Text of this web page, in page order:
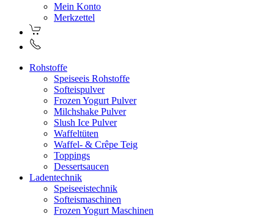
Mein Konto
Merkzettel
Rohstoffe
Speiseeis Rohstoffe
Softeispulver
Frozen Yogurt Pulver
Milchshake Pulver
Slush Ice Pulver
Waffeltüten
Waffel- & Crêpe Teig
Toppings
Dessertsaucen
Ladentechnik
Speiseeistechnik
Softeismaschinen
Frozen Yogurt Maschinen